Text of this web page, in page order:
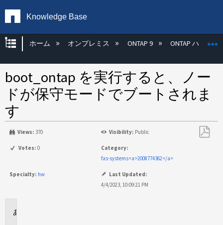
Knowledge Base
グローバル階層を展開/折りたたむ
ホーム オンプレミス ONTAP 9 ONTAP ハード
boot_ontap を実行すると、ノー
ドが保守モードでブートされま
す
Views: 370 Visibility: Public
Votes: 0
Category:
fas-systems<a>2008774362</a>
Specialty: hw
Last Updated:
4/4/2023, 10:09:21 PM